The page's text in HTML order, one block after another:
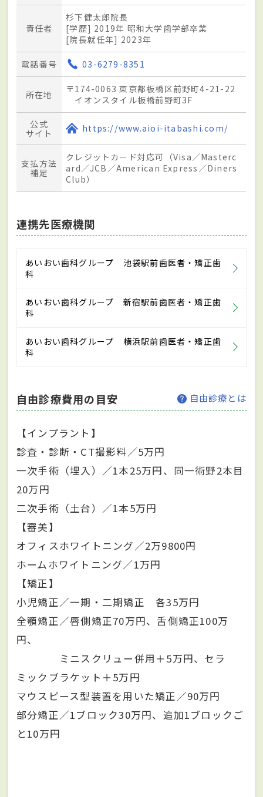
責任者
杉下健太郎院長
[学歴] 2019年 昭和大学歯学部卒業
[院長就任年] 2023年
電話番号 03-6279-8351
所在地
〒174-0063 東京都板橋区前野町4-21-22
イオンスタイル板橋前野町3F
公式
サイト
https://www.aioi-itabashi.com/
支払方法
補足
クレジットカード対応可（Visa／Masterc
ard／JCB／American Express／Diners
Club）
連携先医療機関
あいおい歯科グループ 池袋駅前歯医者・矯正歯
科
あいおい歯科グループ 新宿駅前歯医者・矯正歯
科
あいおい歯科グループ 横浜駅前歯医者・矯正歯
科
自由診療費用の目安 自由診療とは
【インプラント】
診査・診断・CT撮影料／5万円
一次手術（埋入）／1本25万円、同一術野2本目
20万円
二次手術（土台）／1本5万円
【審美】
オフィスホワイトニング／2万9800円
ホームホワイトニング／1万円
【矯正】
小児矯正／一期・二期矯正 各35万円
全顎矯正／唇側矯正70万円、舌側矯正100万
円、
ミニスクリュー併用＋5万円、セラ
ミックブラケット＋5万円
マウスピース型装置を用いた矯正／90万円
部分矯正／1ブロック30万円、追加1ブロックご
と10万円